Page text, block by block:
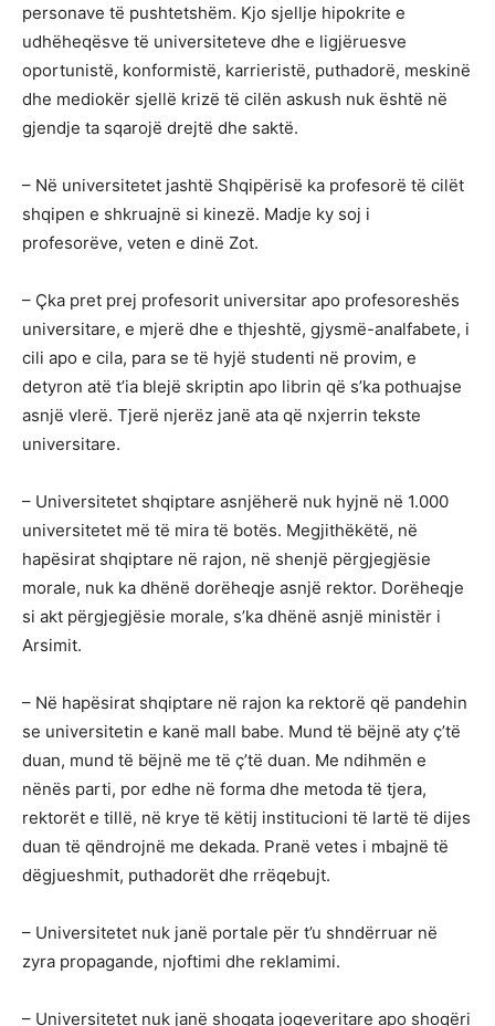
personave të pushtetshëm. Kjo sjellje hipokrite e
udhëheqësve të universiteteve dhe e ligjëruesve
oportunistë, konformistë, karrieristë, puthadorë, meskinë
dhe mediokër sjellë krizë të cilën askush nuk është në
gjendje ta sqarojë drejtë dhe saktë.
– Në universitetet jashtë Shqipërisë ka profesorë të cilët
shqipen e shkruajnë si kinezë. Madje ky soj i
profesorëve, veten e dinë Zot.
– Çka pret prej profesorit universitar apo profesoreshës
universitare, e mjerë dhe e thjeshtë, gjysmë-analfabete, i
cili apo e cila, para se të hyjë studenti në provim, e
detyron atë t’ia blejë skriptin apo librin që s’ka pothuajse
asnjë vlerë. Tjerë njerëz janë ata që nxjerrin tekste
universitare.
– Universitetet shqiptare asnjëherë nuk hyjnë në 1.000
universitetet më të mira të botës. Megjithëkëtë, në
hapësirat shqiptare në rajon, në shenjë përgjegjësie
morale, nuk ka dhënë dorëheqje asnjë rektor. Dorëheqje
si akt përgjegjësie morale, s’ka dhënë asnjë ministër i
Arsimit.
– Në hapësirat shqiptare në rajon ka rektorë që pandehin
se universitetin e kanë mall babe. Mund të bëjnë aty ç’të
duan, mund të bëjnë me të ç’të duan. Me ndihmën e
nënës parti, por edhe në forma dhe metoda të tjera,
rektorët e tillë, në krye të këtij institucioni të lartë të dijes
duan të qëndrojnë me dekada. Pranë vetes i mbajnë të
dëgjueshmit, puthadorët dhe rrëqebujt.
– Universitetet nuk janë portale për t’u shndërruar në
zyra propagande, njoftimi dhe reklamimi.
– Universitetet nuk janë shoqata joqeveritare apo shoqëri